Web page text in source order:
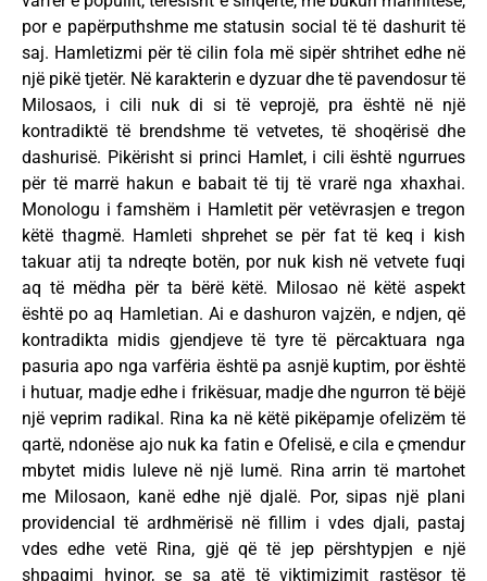
por e papërputhshme me statusin social të të dashurit të
saj. Hamletizmi për të cilin fola më sipër shtrihet edhe në
një pikë tjetër. Në karakterin e dyzuar dhe të pavendosur të
Milosaos, i cili nuk di si të veprojë, pra është në një
kontradiktë të brendshme të vetvetes, të shoqërisë dhe
dashurisë. Pikërisht si princi Hamlet, i cili është ngurrues
për të marrë hakun e babait të tij të vrarë nga xhaxhai.
Monologu i famshëm i Hamletit për vetëvrasjen e tregon
këtë thagmë. Hamleti shprehet se për fat të keq i kish
takuar atij ta ndreqte botën, por nuk kish në vetvete fuqi
aq të mëdha për ta bërë këtë. Milosao në këtë aspekt
është po aq Hamletian. Ai e dashuron vajzën, e ndjen, që
kontradikta midis gjendjeve të tyre të përcaktuara nga
pasuria apo nga varfëria është pa asnjë kuptim, por është
i hutuar, madje edhe i frikësuar, madje dhe ngurron të bëjë
një veprim radikal. Rina ka në këtë pikëpamje ofelizëm të
qartë, ndonëse ajo nuk ka fatin e Ofelisë, e cila e çmendur
mbytet midis luleve në një lumë. Rina arrin të martohet
me Milosaon, kanë edhe një djalë. Por, sipas një plani
providencial të ardhmërisë në fillim i vdes djali, pastaj
vdes edhe vetë Rina, gjë që të jep përshtypjen e një
shpagimi hyjnor, se sa atë të viktimizimit rastësor të